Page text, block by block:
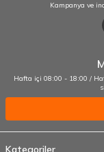
Kampanya ve
Hafta içi 08:00 - 18:00 /